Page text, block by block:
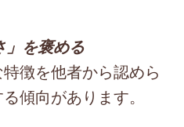
」を褒める
徴を他者から認めら
傾向があります。